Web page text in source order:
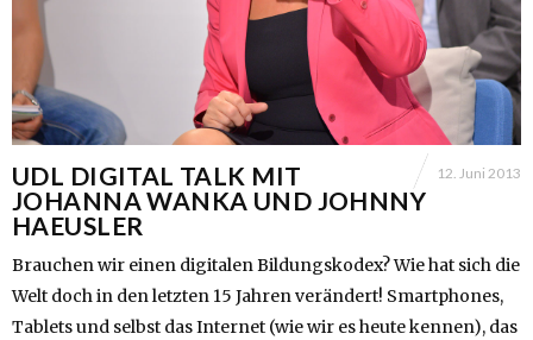
UDL DIGITAL TALK MIT
JOHANNA WANKA UND JOHNNY
HAEUSLER
12. Juni 2013
Brauchen wir einen digitalen Bildungskodex? Wie hat sich die
Welt doch in den letzten 15 Jahren verändert! Smartphones,
Tablets und selbst das Internet (wie wir es heute kennen), das